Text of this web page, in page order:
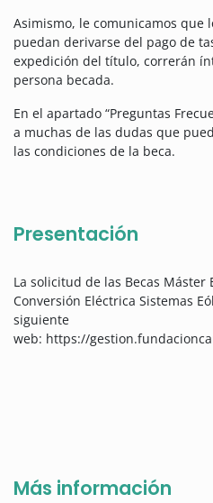
Asimismo, le comunicamos que
puedan derivarse del pago de
expedición del título, correrán
persona becada.
En el apartado “Preguntas
a muchas de las dudas que
las condiciones de la beca.
Presentación
La solicitud de las Becas Máster
Conversión Eléctrica Sistemas
siguiente
web: https://
Más información